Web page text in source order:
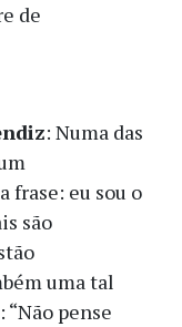
de
: Numa das
frase: eu sou o
são
uma tal
pense